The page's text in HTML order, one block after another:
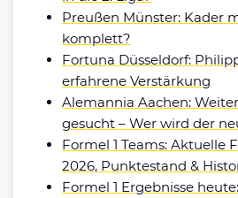
Preußen Münster: Kader
komplett?
Fortuna Düsseldorf:
erfahrene Verstärkung
Alemannia Aachen:
gesucht – Wer wird der
Formel 1 Teams: Aktuelle
2026, Punktestand &
Formel 1 Ergebnisse